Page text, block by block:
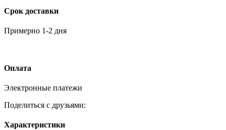
Срок доставки
Примерно 1-2 дня
Оплата
Электронные платежи
Поделиться с друзьями:
Характеристики